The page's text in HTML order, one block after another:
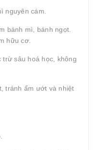
nguyên cám.
bánh mì, bánh ngọt.
hữu cơ.
trừ sâu hoá học, không
tránh ẩm ướt và nhiệt